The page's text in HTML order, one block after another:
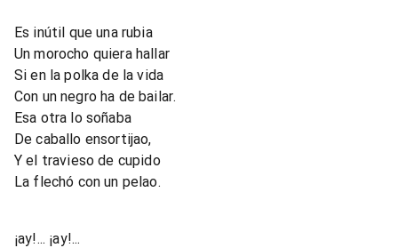
Es inútil que una rubia
Un morocho quiera hallar
Si en la polka de la vida
Con un negro ha de bailar.
Esa otra lo soñaba
De caballo ensortijao,
Y el travieso de cupido
La flechó con un pelao.
¡ay!... ¡ay!...